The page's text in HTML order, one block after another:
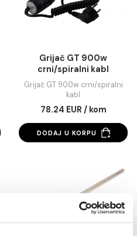
Grijač GT 900w
crni/spiralni kabl
Grijač GT 900w crni/
78.24 EUR / kom